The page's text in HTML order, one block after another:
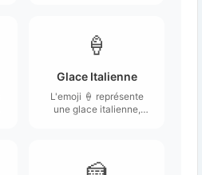
comme des pépites de
chocolat ou des cerises.
🍦
Glace Italienne
L'emoji 🍦 représente
une glace italienne,
cornet.
🍰